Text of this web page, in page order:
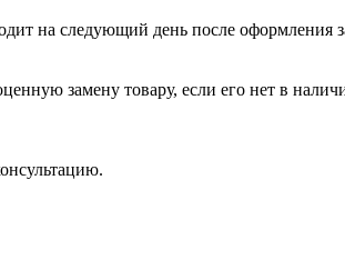
на следующий день после оформления
замену товару, если его нет в